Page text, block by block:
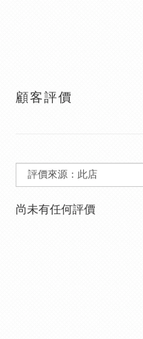
顧客評價
尚未有任何評價